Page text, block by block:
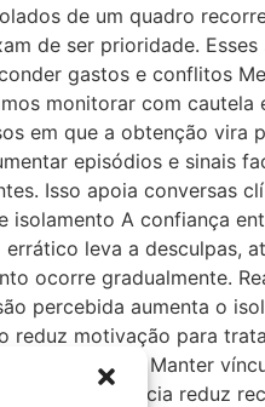
de um quadro
de ser prioridade. Esses
gastos e conflitos
monitorar com cautela
em que a obtenção vira
episódios e sinais
Isso apoia conversas
isolamento A confiança
leva a desculpas,
ocorre gradualmente.
percebida aumenta o
reduz motivação para
Manter
consistência reduz